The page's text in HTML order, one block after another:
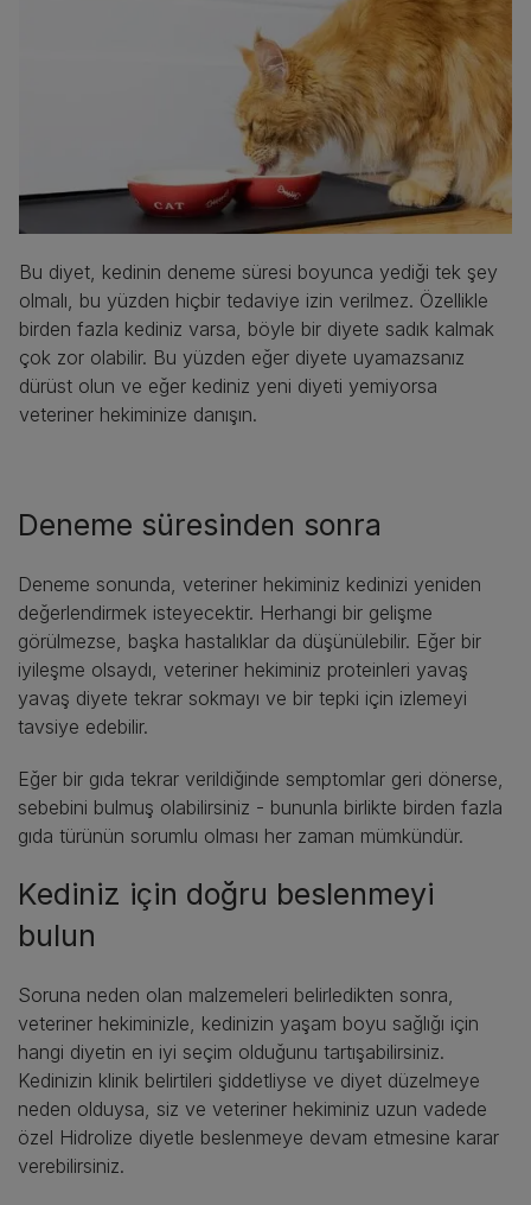
Bu diyet, kedinin deneme süresi boyunca yediği tek şey
olmalı, bu yüzden hiçbir tedaviye izin verilmez. Özellikle
birden fazla kediniz varsa, böyle bir diyete sadık kalmak
çok zor olabilir. Bu yüzden eğer diyete uyamazsanız
dürüst olun ve eğer kediniz yeni diyeti yemiyorsa
veteriner hekiminize danışın.
Deneme süresinden sonra
Deneme sonunda, veteriner hekiminiz kedinizi yeniden
değerlendirmek isteyecektir. Herhangi bir gelişme
görülmezse, başka hastalıklar da düşünülebilir. Eğer bir
iyileşme olsaydı, veteriner hekiminiz proteinleri yavaş
yavaş diyete tekrar sokmayı ve bir tepki için izlemeyi
tavsiye edebilir.
Eğer bir gıda tekrar verildiğinde semptomlar geri dönerse,
sebebini bulmuş olabilirsiniz - bununla birlikte birden fazla
gıda türünün sorumlu olması her zaman mümkündür.
Kediniz için doğru beslenmeyi
bulun
Soruna neden olan malzemeleri belirledikten sonra,
veteriner hekiminizle, kedinizin yaşam boyu sağlığı için
hangi diyetin en iyi seçim olduğunu tartışabilirsiniz.
Kedinizin klinik belirtileri şiddetliyse ve diyet düzelmeye
neden olduysa, siz ve veteriner hekiminiz uzun vadede
özel Hidrolize diyetle beslenmeye devam etmesine karar
verebilirsiniz.